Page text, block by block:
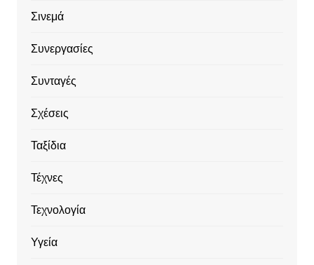
Σινεμά
Συνεργασίες
Συνταγές
Σχέσεις
Ταξίδια
Τέχνες
Τεχνολογία
Υγεία